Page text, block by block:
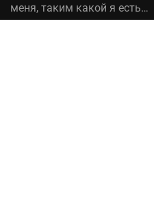
меня, таким какой я есть…